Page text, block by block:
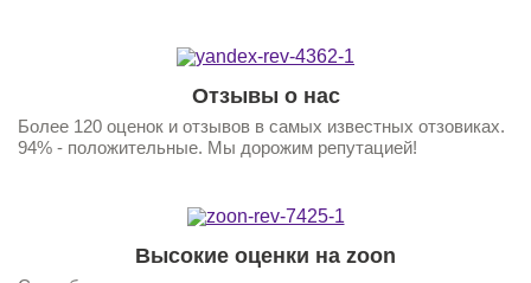
Отзывы о нас
Более 120 оценок и отзывов в самых известных отзовиках.
94% - положительные. Мы дорожим репутацией!
Высокие оценки на zoon